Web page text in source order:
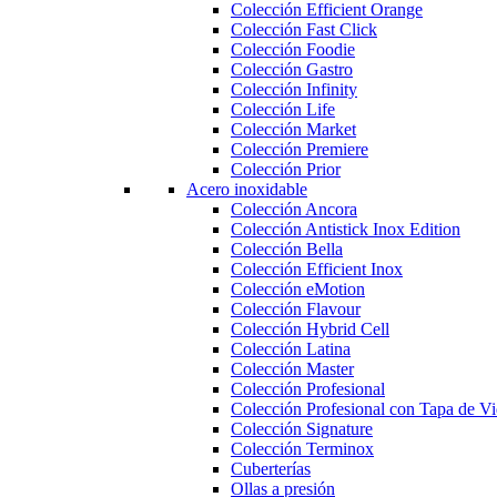
Colección Efficient Orange
Colección Fast Click
Colección Foodie
Colección Gastro
Colección Infinity
Colección Life
Colección Market
Colección Premiere
Colección Prior
Acero inoxidable
Colección Ancora
Colección Antistick Inox Edition
Colección Bella
Colección Efficient Inox
Colección eMotion
Colección Flavour
Colección Hybrid Cell
Colección Latina
Colección Master
Colección Profesional
Colección Profesional con Tapa de
Colección Signature
Colección Terminox
Cuberterías
Ollas a presión